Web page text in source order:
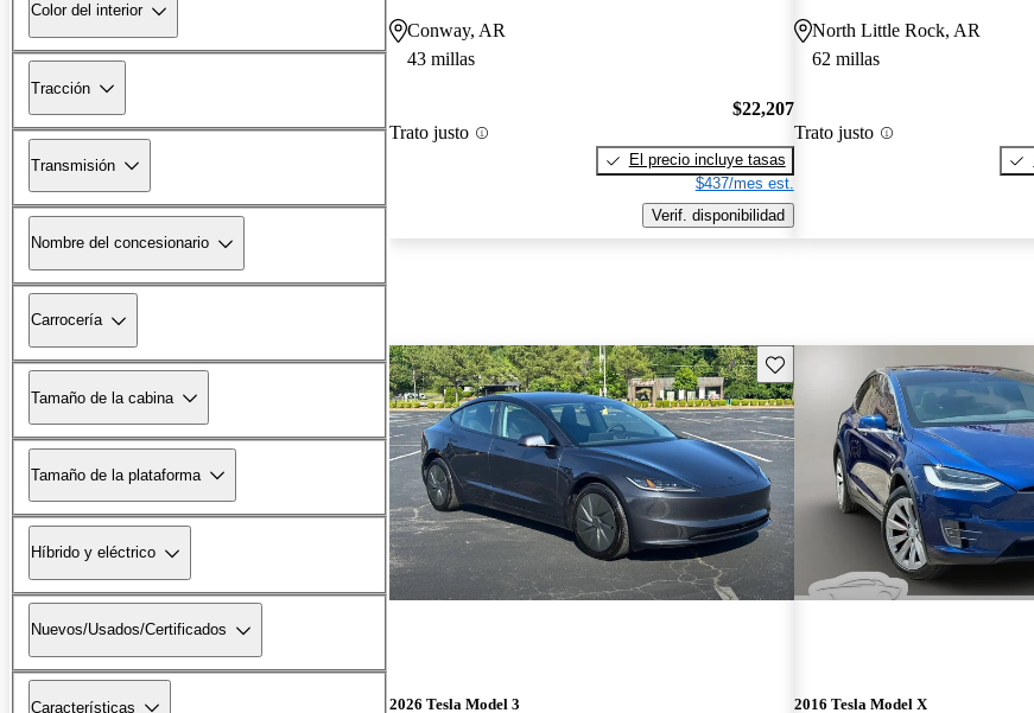
Color del interior
Tracción
Transmisión
Nombre del concesionario
Carrocería
Tamaño de la cabina
Tamaño de la plataforma
Híbrido y eléctrico
Nuevos/Usados/Certificados
Características
Conway, AR
43 millas
Trato justo
$22,207
El precio incluye tasas
$437/mes est.
Verif. disponibilidad
North Little Rock, AR
62 millas
Trato justo
Guarda este Aviso
2026 Tesla Model 3 2016 Tesla Model X